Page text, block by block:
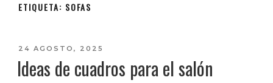
ETIQUETA: SOFAS
PUBLICADO
24 AGOSTO, 2025
Ideas de cuadros para el salón